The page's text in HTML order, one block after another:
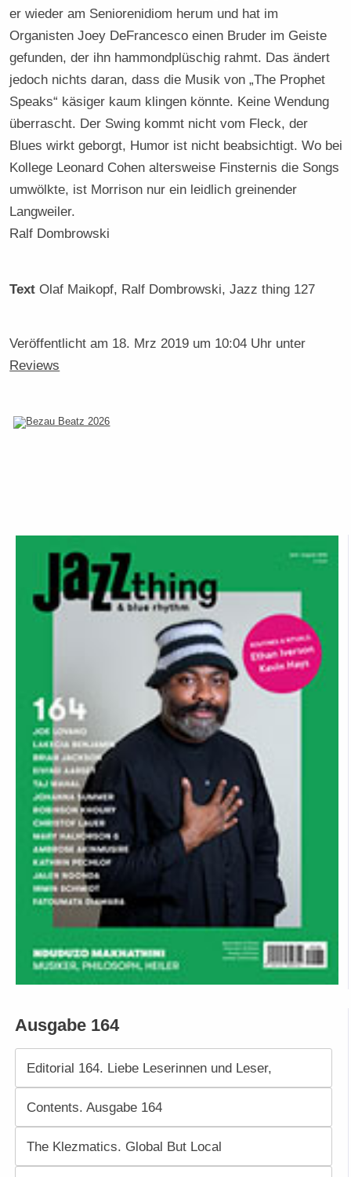
er wieder am Seniorenidiom herum und hat im
Organisten Joey DeFrancesco einen Bruder im Geiste
gefunden, der ihn hammondplüschig rahmt. Das ändert
jedoch nichts daran, dass die Musik von „The Prophet
Speaks“ käsiger kaum klingen könnte. Keine Wendung
überrascht. Der Swing kommt nicht vom Fleck, der
Blues wirkt geborgt, Humor ist nicht beabsichtigt. Wo bei
Kollege Leonard Cohen altersweise Finsternis die Songs
umwölkte, ist Morrison nur ein leidlich greinender
Langweiler.
Ralf Dombrowski
Text Olaf Maikopf, Ralf Dombrowski, Jazz thing 127
Veröffentlicht am 18. Mrz 2019 um 10:04 Uhr unter
Reviews
Ausgabe 164
Editorial 164. Liebe Leserinnen und Leser,
Contents. Ausgabe 164
The Klezmatics. Global But Local